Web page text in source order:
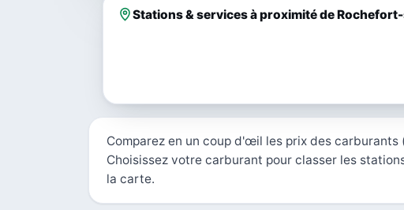
Stations & services à proximité de
Comparez en un coup d'œil les prix des carburants
Choisissez votre carburant pour classer les
la carte.